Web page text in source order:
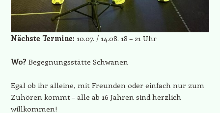
Nächste Termine: 10.07. / 14.08. 18 – 21 Uhr
Wo? Begegnungsstätte Schwanen
Egal ob ihr alleine, mit Freunden oder einfach nur zum
Zuhören kommt – alle ab 16 Jahren sind herzlich
willkommen!